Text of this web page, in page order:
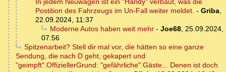
In jedem Neuwagen ist ein "Handy" verbaut, was die
Postition des Fahrzeugs im Un-Fall weiter meldet. - Griba,
22.09.2024, 11:37
Moderne Autos haben weit mehr- Joe68, 25.09.2024,
07:56
Spitzenarbeit? Stell dir mal vor, die hätten so eine ganze
Sendung, die nach D geht, gekapert und
"geimpft".OffiziellerGrund: "gefährliche" Gäste... Denen ist doch